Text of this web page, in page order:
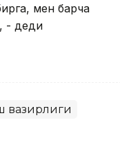
мен барча
- деди
вазирлиги